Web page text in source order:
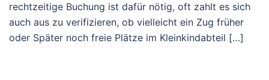
rechtzeitige Buchung ist dafür nötig, oft zahlt es sich
auch aus zu verifizieren, ob vielleicht ein Zug früher
oder Später noch freie Plätze im Kleinkindabteil […]